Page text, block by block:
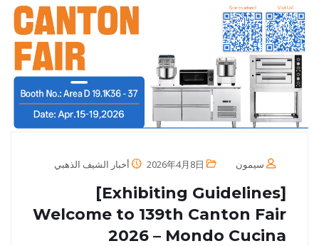
سيمون 2026年4月8日 أخبار الشيف الذهبي
[Exhibiting Guidelines]
Welcome to 139th Canton Fair
2026 – Mondo Cucina